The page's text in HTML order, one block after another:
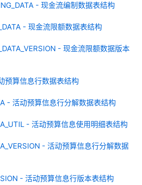
- 现金流编制数据表结构
- 现金流限额数据表结构
- 现金流限额数据版本
预算信息行数据表结构
- 活动预算信息行分解数据表结构
- 活动预算信息使用明细表结构
- 活动预算信息行分解数据
- 活动预算信息行版本表结构